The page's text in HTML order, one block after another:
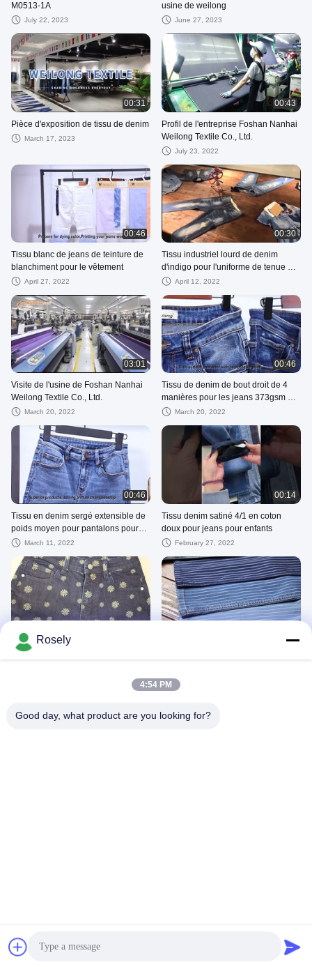
M0513-1A
July 22, 2023
usine de weilong
June 27, 2023
00:31
Pièce d'exposition de tissu de denim
March 17, 2023
00:43
Profil de l'entreprise Foshan Nanhai
Weilong Textile Co., Ltd.
July 23, 2022
00:46
Tissu blanc de jeans de teinture de
blanchiment pour le vêtement
April 27, 2022
00:30
Tissu industriel lourd de denim
d'indigo pour l'uniforme de tenue de
travailApril 12, 2022
03:01
Visite de l'usine de Foshan Nanhai
Weilong Textile Co., Ltd.
March 20, 2022
00:46
Tissu de denim de bout droit de 4
manières pour les jeans 373gsm de
marque des hommes
March 20, 2022
00:46
Tissu en denim sergé extensible de
poids moyen pour pantalons pour
fillesMarch 11, 2022
00:14
Tissu denim satiné 4/1 en coton
doux pour jeans pour enfants
February 27, 2022
Stretch de tissu de sergé de denim
imprimé par fleur pour des jeans de
de 10 onces avec fil à double noyau
Rosely
4:54 PM
Good day, what product are you looking for?